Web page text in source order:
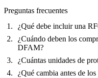
Preguntas frecuentes
¿Qué debe incluir una
¿Cuándo deben los
DFAM?
¿Cuántas unidades de
¿Qué cambia antes de